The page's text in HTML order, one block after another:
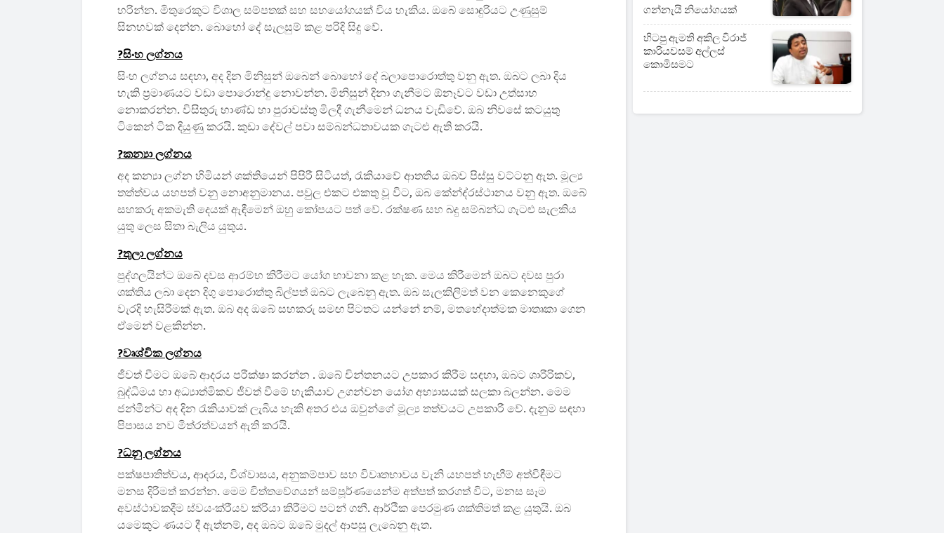
හරින්න. මිතුරෙකුට විශාල සම්පතක් සහ සහයෝගයක් විය හැකිය. ඔබේ සොඳුරියට උණුසුම්
සිනහවක් දෙන්න. බොහෝ දේ සැලසුම් කළ පරිදි සිදු වේ.
?️සිංහ ලග්නය
සිංහ ලග්නය සඳහා, අද දින මිනිසුන් ඔබෙන් බොහෝ දේ බලාපොරොත්තු වනු ඇත. ඔබට ලබා දිය
හැකි ප්‍රමාණයට වඩා පොරොන්දු නොවන්න. මිනිසුන් දිනා ගැනීමට ඕනෑවට වඩා උත්සාහ
නොකරන්න. විසිතුරු භාණ්ඩ හා පුරාවස්තු මිලදී ගැනීමෙන් ධනය වැඩිවේ. ඔබ නිවසේ කටයුතු
ටිකෙන් ටික දියුණු කරයි. කුඩා දේවල් පවා සම්බන්ධතාවයක ගැටළු ඇති කරයි.
?️කන්‍යා ලග්නය
අද කන්‍යා ලග්න හිමියන් ශක්තියෙන් පිපිරී සිටියත්, රැකියාවේ ආතතිය ඔබව පිස්සු වට්ටනු ඇත. මූල්‍ය
තත්ත්වය යහපත් වනු නොඅනුමානය. පවුල එකට එකතු වූ විට, ඔබ කේන්ද්රස්ථානය වනු ඇත. ඔබේ
සහකරු අකමැති දෙයක් ඇඳීමෙන් ඔහු කෝපයට පත් වේ. රක්ෂණ සහ බදු සම්බන්ධ ගැටළු සැලකිය
යුතු ලෙස සිතා බැලිය යුතුය.
?️තුලා ලග්නය
පුද්ගලයින්ට ඔබේ දවස ආරම්භ කිරීමට යෝග භාවනා කළ හැක. මෙය කිරීමෙන් ඔබට දවස පුරා
ශක්තිය ලබා දෙන දිගු පොරොත්තු බිල්පත් ඔබට ලැබෙනු ඇත. ඔබ සැලකිලිමත් වන කෙනෙකුගේ
වැරදි හැසිරීමක් ඇත. ඔබ අද ඔබේ සහකරු සමඟ පිටතට යන්නේ නම්, මතභේදාත්මක මාතෘකා ගෙන
ඒමෙන් වළකින්න.
?️වෘශ්චික ලග්නය
ජීවත් වීමට ඔබේ ආදරය පරීක්ෂා කරන්න . ඔබේ චින්තනයට උපකාර කිරීම සඳහා, ඔබට ශාරීරිකව,
බුද්ධිමය හා අධ්‍යාත්මිකව ජීවත් වීමේ හැකියාව උගන්වන යෝග අභ්‍යාසයක් සලකා බලන්න. මෙම
ජන්මීන්ට අද දින රැකියාවක් ලැබිය හැකි අතර එය ඔවුන්ගේ මූල්‍ය තත්වයට උපකාරී වේ. දැනුම සඳහා
පිපාසය නව මිත්රත්වයන් ඇති කරයි.
?️ධනු ලග්නය
පක්ෂපාතිත්වය, ආදරය, විශ්වාසය, අනුකම්පාව සහ විවෘතභාවය වැනි යහපත් හැඟීම් අත්විඳීමට
මනස දිරිමත් කරන්න. මෙම චිත්තවේගයන් සම්පූර්ණයෙන්ම අත්පත් කරගත් විට, මනස සෑම
අවස්ථාවකදීම ස්වයංක්රීයව ක්රියා කිරීමට පටන් ගනී. ආර්ථික පෙරමුණ ශක්තිමත් කළ යුතුයි. ඔබ
යමෙකුට ණයට දී ඇත්නම්, අද ඔබට ඔබේ මුදල් ආපසු ලැබෙනු ඇත.
ගන්නැයි නියෝගයක්
හිටපු ඇමති අකිල විරාජ්
කාරියවසම් අල්ලස්
කොමිසමට